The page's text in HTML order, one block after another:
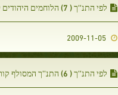
לפי התנ''ך ( 7) הלוחמים היהודים לא מבחינים בין 
2009-11-05
לפי התנ''ך ( 6) התנ''ך המסולף קורא להפקיע אדמות 